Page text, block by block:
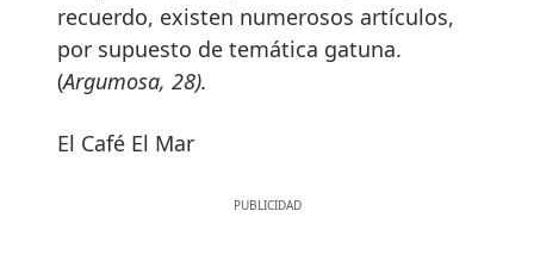
recuerdo, existen numerosos artículos,
por supuesto de temática gatuna.
(Argumosa, 28).
El Café El Mar